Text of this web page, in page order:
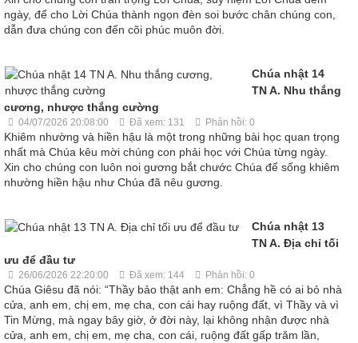
ngày, để cho Lời Chúa thành ngọn đèn soi bước chân chúng con,
dẫn đưa chúng con đến cõi phúc muôn đời.
Chúa nhật 14
TN A. Nhu thắng
cương, nhược thắng cường
04/07/2026 20:08:00 Đã xem: 131 Phản hồi: 0
Khiêm nhường và hiền hậu là một trong những bài học quan trọng
nhất mà Chúa kêu mời chúng con phải học với Chúa từng ngày.
Xin cho chúng con luôn noi gương bắt chước Chúa để sống khiêm
nhường hiền hậu như Chúa đã nêu gương.
Chúa nhật 13
TN A. Địa chỉ tối
ưu để đầu tư
26/06/2026 22:20:00 Đã xem: 144 Phản hồi: 0
Chúa Giêsu đã nói: “Thầy bảo thật anh em: Chẳng hề có ai bỏ nhà
cửa, anh em, chị em, mẹ cha, con cái hay ruộng đất, vì Thầy và vì
Tin Mừng, mà ngay bây giờ, ở đời này, lại không nhận được nhà
cửa, anh em, chị em, mẹ cha, con cái, ruộng đất gấp trăm lần,